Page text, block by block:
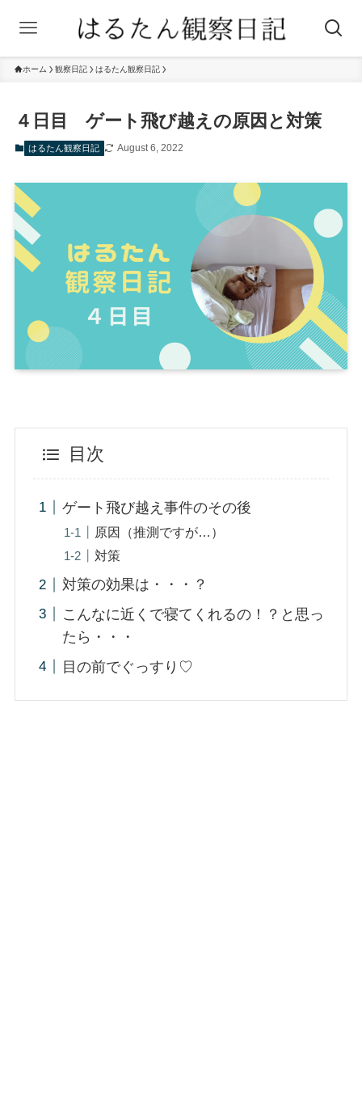
ホーム 観察日記 はるたん観察日記
４日目 ゲート飛び越えの原因と対策
はるたん観察日記 August 6, 2022
目次
ゲート飛び越え事件のその後
原因（推測ですが…）
対策
対策の効果は・・・？
こんなに近くで寝てくれるの！？と思っ
たら・・・
目の前でぐっすり♡